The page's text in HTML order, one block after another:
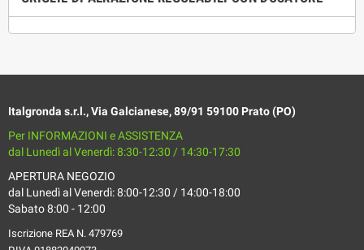
Italgronda s.r.l., Via Galcianese, 89/91 59100 Prato (PO)
Per INFORMAZIONI e ASSISTENZA
dal Lunedì al Venerdì: 8:30-12:30 / 14:30-17:30
APERTURA NEGOZIO
dal Lunedì al Venerdì: 8:00-12:30 / 14:00-18:00
Sabato 8:00 - 12:00
Iscrizione REA N. 479769